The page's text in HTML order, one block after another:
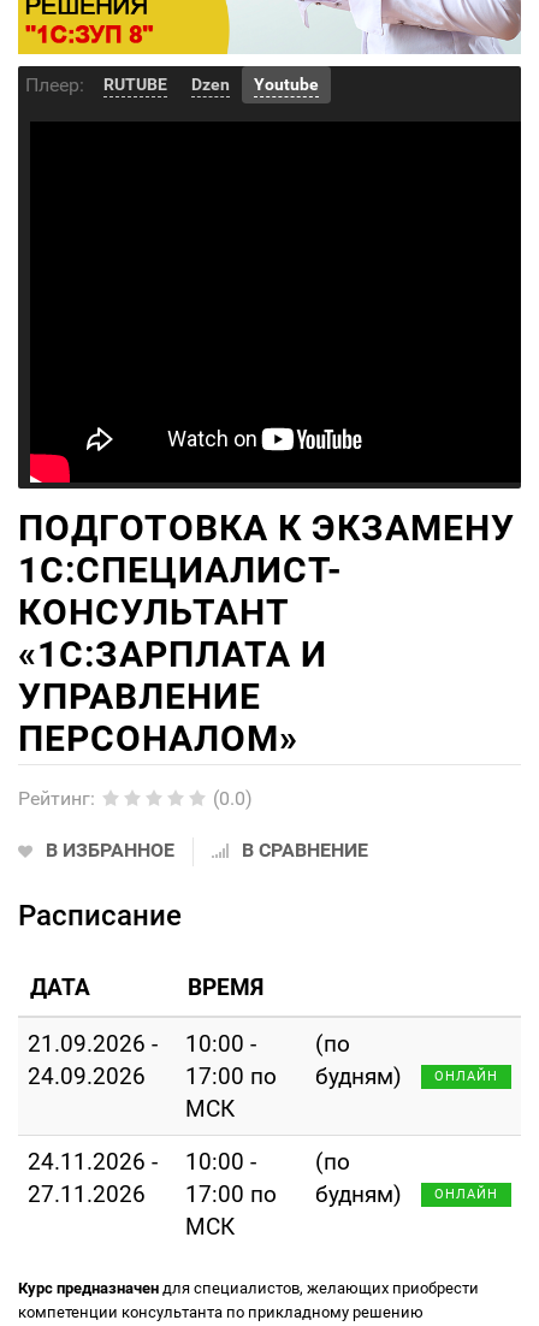
Плеер: RUTUBE Dzen Youtube
ПОДГОТОВКА К ЭКЗАМЕНУ
1С:СПЕЦИАЛИСТ-
КОНСУЛЬТАНТ
«1С:ЗАРПЛАТА И
УПРАВЛЕНИЕ
ПЕРСОНАЛОМ»
Рейтинг: (0.0)
В ИЗБРАННОЕ В СРАВНЕНИЕ
Расписание
ДАТА ВРЕМЯ
21.09.2026 -
24.09.2026
10:00 -
17:00 по
МСК
(по
будням)
ОНЛАЙН
24.11.2026 -
27.11.2026
10:00 -
17:00 по
МСК
(по
будням)
ОНЛАЙН
Курс предназначен для специалистов, желающих приобрести
компетенции консультанта по прикладному решению